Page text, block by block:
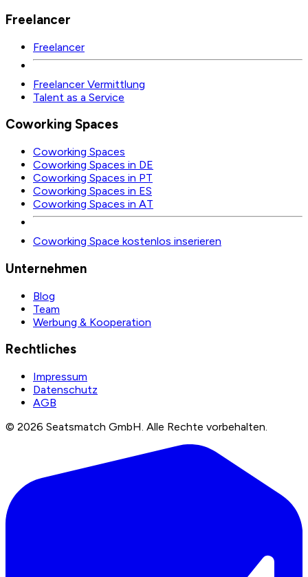
Freelancer
Freelancer
Freelancer Vermittlung
Talent as a Service
Coworking Spaces
Coworking Spaces
Coworking Spaces in DE
Coworking Spaces in PT
Coworking Spaces in ES
Coworking Spaces in AT
Coworking Space kostenlos inserieren
Unternehmen
Blog
Team
Werbung & Kooperation
Rechtliches
Impressum
Datenschutz
AGB
© 2026 Seatsmatch GmbH. Alle Rechte vorbehalten.